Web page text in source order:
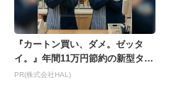
『カートン買い、ダメ。ゼッタ
イ。』年間11万円節約の新型タバ
コが爆売れ
PR(株式会社HAL)